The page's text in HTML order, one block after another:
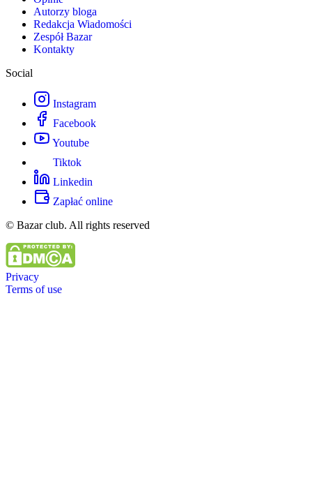
Autorzy bloga
Redakcja Wiadomości
Zespół Bazar
Kontakty
Social
Instagram
Facebook
Youtube
Tiktok
Linkedin
Zapłać online
© Bazar club. All rights reserved
Privacy
Terms of use